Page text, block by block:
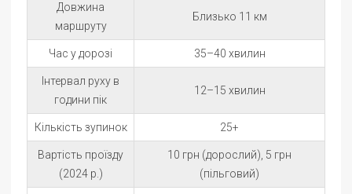
Довжина
маршруту
Близько 11 км
Час у дорозі 35–40 хвилин
Інтервал руху в
години пік
12–15 хвилин
Кількість зупинок 25+
Вартість проїзду
(2024 р.)
10 грн (дорослий), 5 грн
(пільговий)